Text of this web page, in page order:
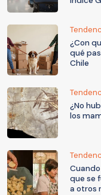
¿Con
qué
Chile
¿No
los
que se
a otros